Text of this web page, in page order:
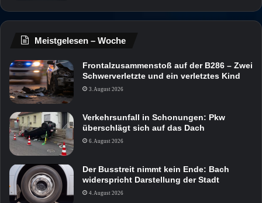
Meistgelesen – Woche
Frontalzusammenstoß auf der B286 – Zwei
Schwerverletzte und ein verletztes Kind
3. August 2026
Verkehrsunfall in Schonungen: Pkw
überschlägt sich auf das Dach
6. August 2026
Der Busstreit nimmt kein Ende: Bach
widerspricht Darstellung der Stadt
4. August 2026